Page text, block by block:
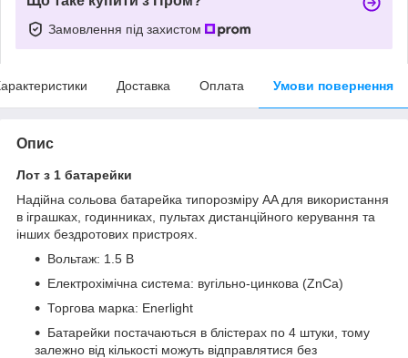
Замовлення під захистом
Доставка Оплата Умови повернення
Опис
Лот з 1 батарейки
Надійна сольова батарейка типорозміру AA для використання
в іграшках, годинниках, пультах дистанційного керування та
інших бездротових пристроях.
Вольтаж: 1.5 В
Електрохімічна система: вугільно-цинкова (ZnCa)
Торгова марка: Enerlight
Батарейки постачаються в блістерах по 4 штуки, тому
залежно від кількості можуть відправлятися без